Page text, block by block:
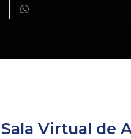
Virtual de